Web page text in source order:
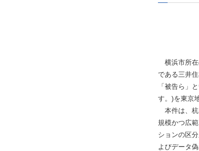
横浜市所在
である三井
「被告ら」
す。)を東京
本件は、杭
規模かつ広
ションの区
よびデータ